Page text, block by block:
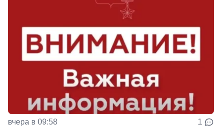
вчера в 09:58 1